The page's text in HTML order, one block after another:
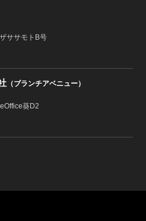
ササモトB号
（ブランチアベニュー）
葵D2